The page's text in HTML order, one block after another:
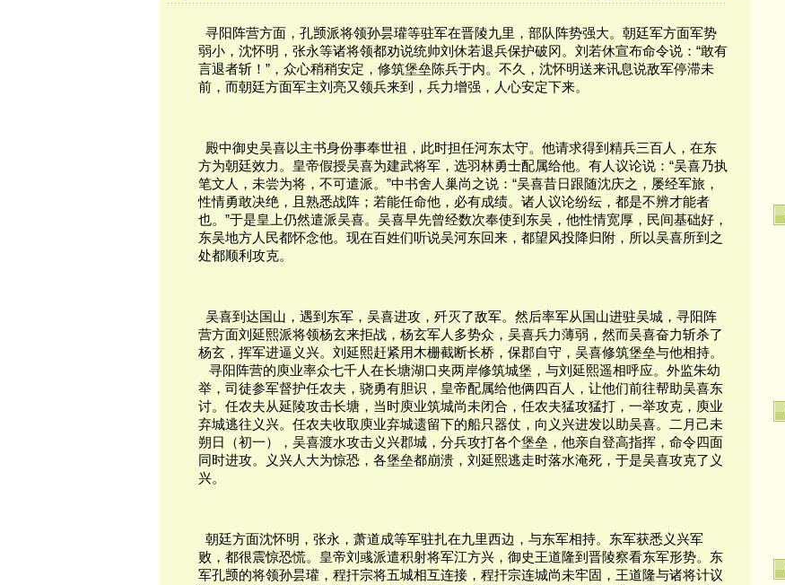
寻阳阵营方面，孔𫖮派将领孙昙瓘等驻军在晋陵九里，部队阵势强大。朝廷军方面军势
弱小，沈怀明，张永等诸将领都劝说统帅刘休若退兵保护破冈。刘若休宣布命令说：“敢有
言退者斩！”，众心稍稍安定，修筑堡垒陈兵于内。不久，沈怀明送来讯息说敌军停滞未
前，而朝廷方面军主刘亮又领兵来到，兵力增强，人心安定下来。
殿中御史吴喜以主书身份事奉世祖，此时担任河东太守。他请求得到精兵三百人，在东
方为朝廷效力。皇帝假授吴喜为建武将军，选羽林勇士配属给他。有人议论说：“吴喜乃执
笔文人，未尝为将，不可遣派。”中书舍人巢尚之说：“吴喜昔日跟随沈庆之，屡经军旅，
性情勇敢决绝，且熟悉战阵；若能任命他，必有成绩。诸人议论纷纭，都是不辨才能者
也。”于是皇上仍然遣派吴喜。吴喜早先曾经数次奉使到东吴，他性情宽厚，民间基础好，
东吴地方人民都怀念他。现在百姓们听说吴河东回来，都望风投降归附，所以吴喜所到之
处都顺利攻克。
吴喜到达国山，遇到东军，吴喜进攻，歼灭了敌军。然后率军从国山进驻吴城，寻阳阵
营方面刘延熙派将领杨玄来拒战，杨玄军人多势众，吴喜兵力薄弱，然而吴喜奋力斩杀了
杨玄，挥军进逼义兴。刘延熙赶紧用木栅截断长桥，保郡自守，吴喜修筑堡垒与他相持。
寻阳阵营的庾业率众七千人在长塘湖口夹两岸修筑城堡，与刘延熙遥相呼应。外监朱幼
举，司徒参军督护任农夫，骁勇有胆识，皇帝配属给他俩四百人，让他们前往帮助吴喜东
讨。任农夫从延陵攻击长塘，当时庾业筑城尚未闭合，任农夫猛攻猛打，一举攻克，庾业
弃城逃往义兴。任农夫收取庾业弃城遗留下的船只器仗，向义兴进发以助吴喜。二月己未
朔日（初一），吴喜渡水攻击义兴郡城，分兵攻打各个堡垒，他亲自登高指挥，命令四面
同时进攻。义兴人大为惊恐，各堡垒都崩溃，刘延熙逃走时落水淹死，于是吴喜攻克了义
兴。
朝廷方面沈怀明，张永，萧道成等军驻扎在九里西边，与东军相持。东军获悉义兴军
败，都很震惊恐慌。皇帝刘彧派遣积射将军江方兴，御史王道隆到晋陵察看东军形势。东
军孔𫖮的将领孙昙瓘，程扞宗将五城相互连接，程扞宗连城尚未牢固，王道隆与诸将计议